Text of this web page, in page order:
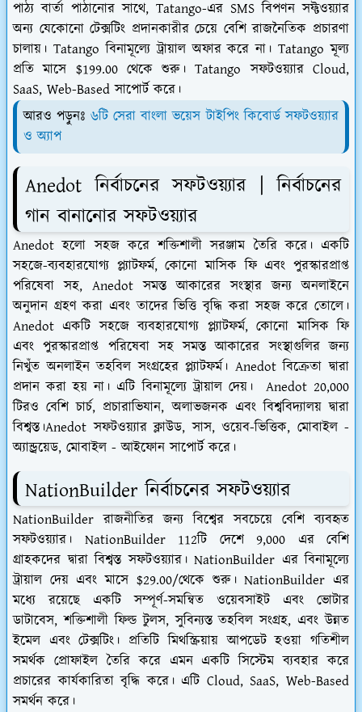
পাঠ্য বার্তা পাঠানোর সাথে, Tatango-এর SMS বিপণন সফ্টওয়্যার
অন্য যেকোনো টেক্সটিং প্রদানকারীর চেয়ে বেশি রাজনৈতিক প্রচারণা
চালায়। Tatango বিনামূল্যে ট্রায়াল অফার করে না। Tatango মূল্য
প্রতি মাসে $199.00 থেকে শুরু। Tatango সফটওয়্যার Cloud,
SaaS, Web-Based সাপোর্ট করে।
আরও পড়ুনঃ ৬টি সেরা বাংলা ভয়েস টাইপিং কিবোর্ড সফটওয়্যার
ও অ্যাপ
Anedot নির্বাচনের সফটওয়্যার | নির্বাচনের
গান বানানোর সফটওয়্যার
Anedot হলো সহজ করে শক্তিশালী সরঞ্জাম তৈরি করে। একটি
সহজে-ব্যবহারযোগ্য প্ল্যাটফর্ম, কোনো মাসিক ফি এবং পুরস্কারপ্রাপ্ত
পরিষেবা সহ, Anedot সমস্ত আকারের সংস্থার জন্য অনলাইনে
অনুদান গ্রহণ করা এবং তাদের ভিত্তি বৃদ্ধি করা সহজ করে তোলে।
Anedot একটি সহজে ব্যবহারযোগ্য প্ল্যাটফর্ম, কোনো মাসিক ফি
এবং পুরস্কারপ্রাপ্ত পরিষেবা সহ সমস্ত আকারের সংস্থাগুলির জন্য
নিখুঁত অনলাইন তহবিল সংগ্রহের প্ল্যাটফর্ম। Anedot বিক্রেতা দ্বারা
প্রদান করা হয় না। এটি বিনামূল্যে ট্রায়াল দেয়। Anedot 20,000
টিরও বেশি চার্চ, প্রচারাভিযান, অলাভজনক এবং বিশ্ববিদ্যালয় দ্বারা
বিশ্বস্ত।Anedot সফটওয়্যার ক্লাউড, সাস, ওয়েব-ভিত্তিক, মোবাইল -
অ্যান্ড্রয়েড, মোবাইল - আইফোন সাপোর্ট করে।
NationBuilder নির্বাচনের সফটওয়্যার
NationBuilder রাজনীতির জন্য বিশ্বের সবচেয়ে বেশি ব্যবহৃত
সফটওয়্যার। NationBuilder 112টি দেশে 9,000 এর বেশি
গ্রাহকদের দ্বারা বিশ্বস্ত সফটওয়্যার। NationBuilder এর বিনামূল্যে
ট্রায়াল দেয় এবং মাসে $29.00/থেকে শুরু। NationBuilder এর
মধ্যে রয়েছে একটি সম্পূর্ণ-সমন্বিত ওয়েবসাইট এবং ভোটার
ডাটাবেস, শক্তিশালী ফিল্ড টুলস, সুবিন্যস্ত তহবিল সংগ্রহ, এবং উন্নত
ইমেল এবং টেক্সটিং। প্রতিটি মিথস্ক্রিয়ায় আপডেট হওয়া গতিশীল
সমর্থক প্রোফাইল তৈরি করে এমন একটি সিস্টেম ব্যবহার করে
প্রচারের কার্যকারিতা বৃদ্ধি করে। এটি Cloud, SaaS, Web-Based
সমর্থন করে।